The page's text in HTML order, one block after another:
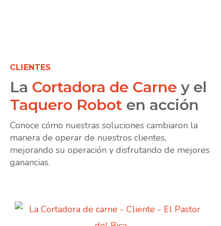
CLIENTES
La Cortadora de Carne y el
Taquero Robot en acción
Conoce cómo nuestras soluciones cambiaron la
manera de operar de nuestros clientes,
mejorando su operación y disfrutando de mejores
ganancias.